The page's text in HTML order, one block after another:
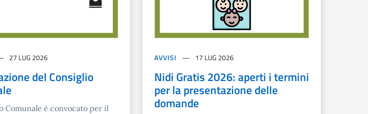
27 LUG 2026
del Consiglio
Comunale è convocato per il
AVVISI 17 LUG 2026
Nidi Gratis 2026: aperti i termini
per la presentazione delle
domande